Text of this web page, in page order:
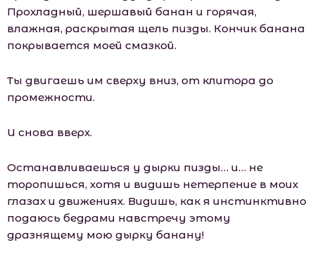
Прохладный, шершавый банан и горячая,
влажная, раскрытая щель пизды. Кончик банана
покрывается моей смазкой.
Ты двигаешь им сверху вниз, от клитора до
промежности.
И снова вверх.
Останавливаешься у дырки пизды… и… не
торопишься, хотя и видишь нетерпение в моих
глазах и движениях. Видишь, как я инстинктивно
подаюсь бедрами навстречу этому
дразнящему мою дырку банану!